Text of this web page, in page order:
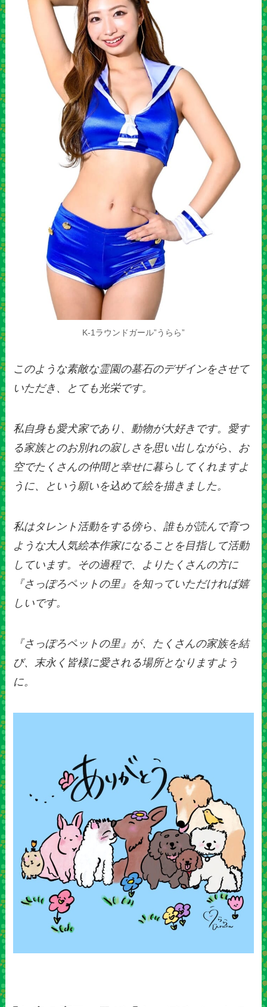
K-1ラウンドガール”うらら”
このような素敵な霊園の墓石のデザインをさせて
いただき、とても光栄です。
私自身も愛犬家であり、動物が大好きです。愛す
る家族とのお別れの寂しさを思い出しながら、お
空でたくさんの仲間と幸せに暮らしてくれますよ
うに、という願いを込めて絵を描きました。
私はタレント活動をする傍ら、誰もが読んで育つ
ような大人気絵本作家になることを目指して活動
しています。その過程で、よりたくさんの方に
『さっぽろペットの里』を知っていただければ嬉
しいです。
『さっぽろペットの里』が、たくさんの家族を結
び、末永く皆様に愛される場所となりますよう
に。